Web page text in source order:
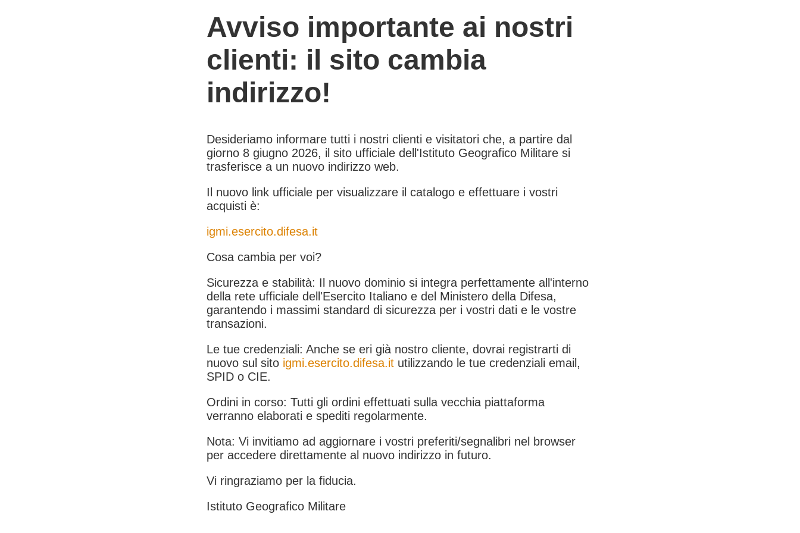
Avviso importante ai nostri
clienti: il sito cambia
indirizzo!
Desideriamo informare tutti i nostri clienti e visitatori che, a partire dal
giorno 8 giugno 2026, il sito ufficiale dell'Istituto Geografico Militare si
trasferisce a un nuovo indirizzo web.
Il nuovo link ufficiale per visualizzare il catalogo e effettuare i vostri
acquisti è:
igmi.esercito.difesa.it
Cosa cambia per voi?
Sicurezza e stabilità: Il nuovo dominio si integra perfettamente all'interno
della rete ufficiale dell'Esercito Italiano e del Ministero della Difesa,
garantendo i massimi standard di sicurezza per i vostri dati e le vostre
transazioni.
Le tue credenziali: Anche se eri già nostro cliente, dovrai registrarti di
nuovo sul sito igmi.esercito.difesa.it utilizzando le tue credenziali email,
SPID o CIE.
Ordini in corso: Tutti gli ordini effettuati sulla vecchia piattaforma
verranno elaborati e spediti regolarmente.
Nota: Vi invitiamo ad aggiornare i vostri preferiti/segnalibri nel browser
per accedere direttamente al nuovo indirizzo in futuro.
Vi ringraziamo per la fiducia.
Istituto Geografico Militare